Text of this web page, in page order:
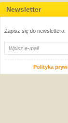
Newsletter
Zapisz się do newslettera.
Polityka